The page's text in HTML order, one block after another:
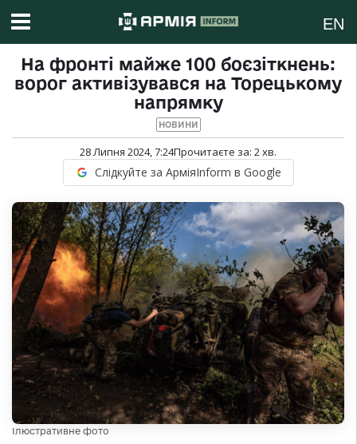
EN
На фронті майже 100 боєзіткнень:
ворог активізувався на Торецькому
напрямку
НОВИНИ
28 Липня 2024, 7:24Прочитаєте за: 2хв.
Слідкуйте за АрміяInform в Google
Ілюстративне фото